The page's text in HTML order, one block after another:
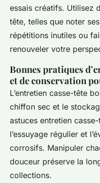
essais créatifs. Utilisez
tête, telles que noter
répétitions inutiles ou
renouveler votre
Bonnes pratiques
et de conservation
L’entretien casse-tête
chiffon sec et le
astuces entretien
l’essuyage régulier et
corrosifs. Manipuler
douceur préserve la
collections.